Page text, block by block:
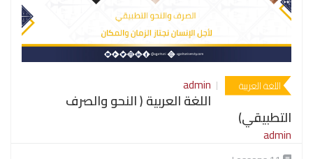
اللغة العربية admin
اللغة العربية ( النحو والصرف
التطبيقي)
admin